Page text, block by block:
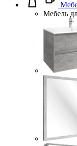
Мебель